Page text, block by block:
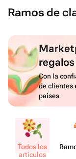
Ramos de
Con la
de clientes
países
Todos los
artículos